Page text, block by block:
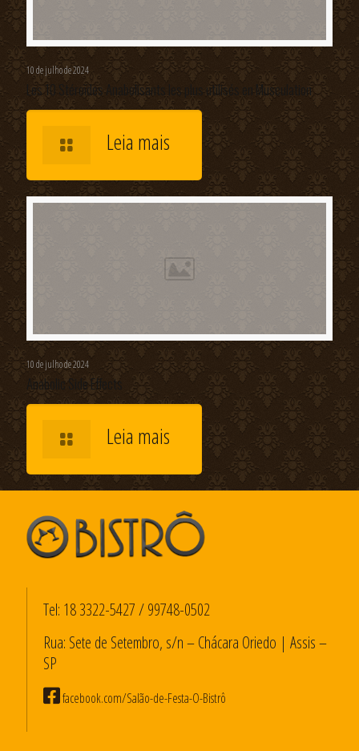
10 de julho de 2024
Les 10 Stéroïdes Anabolisants les plus utilisés en Musculation
Leia mais
10 de julho de 2024
Anabolic Side Effects
Leia mais
Tel: 18 3322-5427/99748-0502
Rua: Sete de Setembro, s/n – Chácara Oriedo | Assis –
SP
facebook.com/Salão-de-Festa-O-Bistrô